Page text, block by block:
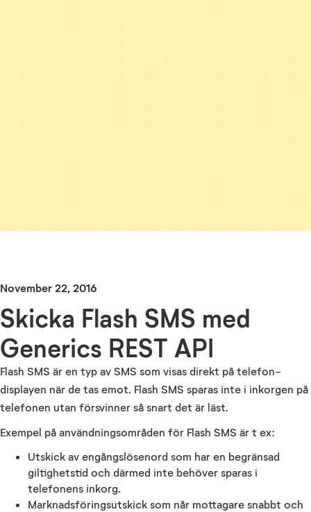
November 22, 2016
Skicka Flash SMS med
Generics REST API
Flash SMS är en typ av SMS som visas direkt på telefon-
displayen när de tas emot. Flash SMS sparas inte i inkorgen på
telefonen utan försvinner så snart det är läst.
Exempel på användningsområden för Flash SMS är t ex:
Utskick av engångslösenord som har en begränsad
giltighetstid och därmed inte behöver sparas i
telefonens inkorg.
Marknadsföringsutskick som når mottagare snabbt och